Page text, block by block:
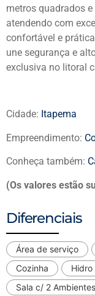
metros quadrados
atendendo com
confortável e
une segurança e
exclusiva no litoral
Cidade: Itapema
Empreendimento:
Conheça também:
(Os valores estão
Diferenciais
Área de serviço
Cozinha
Hidro
Sala c/ 2 Ambientes